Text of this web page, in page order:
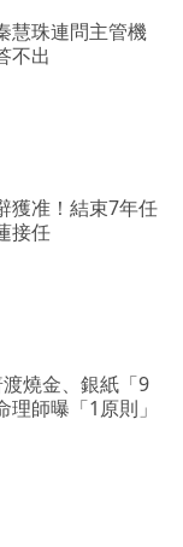
慧珠連問主管機
不出
獲准！結束7年任
接任
燒金、銀紙「9
師曝「1原則」